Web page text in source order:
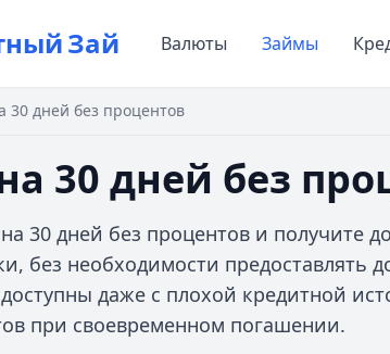
Зай Валюты Займы
30 дней без процентов
30 дней без
30 дней без процентов и получите
без необходимости предоставлять
даже с плохой кредитной
при своевременном погашении.